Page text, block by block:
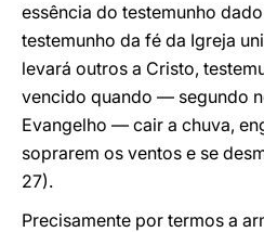
essência do testemunho
testemunho da fé da Igreja
levará outros a Cristo,
vencido quando — segundo
Evangelho — cair a chuva,
soprarem os ventos e se
27).
Precisamente por termos a